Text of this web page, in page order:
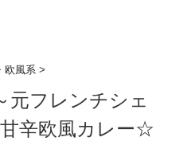
欧風系 >
元フレンチシェ
辛欧風カレー☆